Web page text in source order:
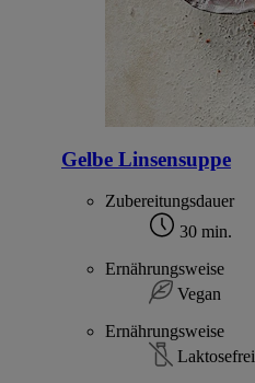
Gelbe Linsensuppe
Zubereitungsdauer
30 min.
Ernährungsweise
Vegan
Ernährungsweise
Laktosefrei